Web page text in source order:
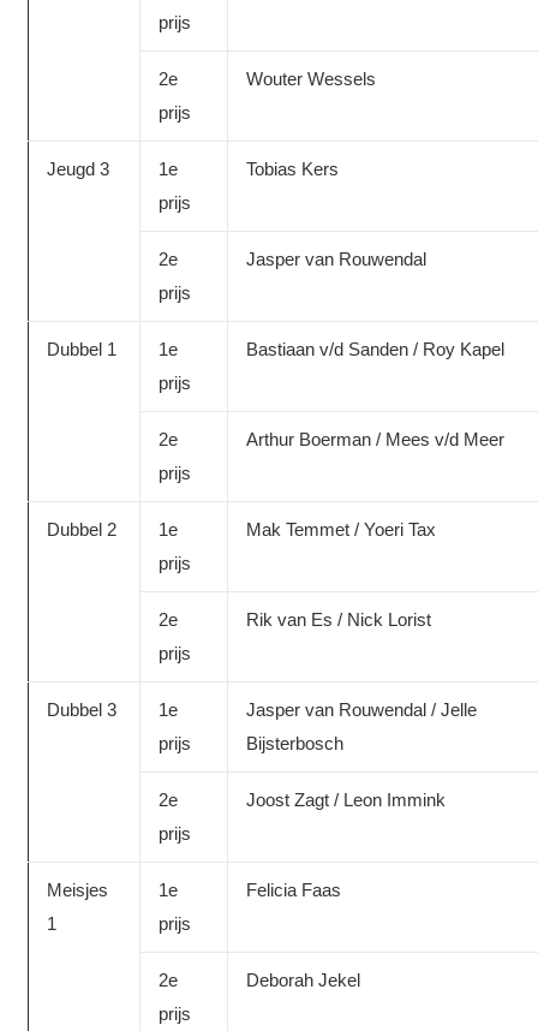
prijs
2e
prijs
Wouter Wessels
Jeugd 3
1e
prijs
Tobias Kers
2e
prijs
Jasper van Rouwendal
Dubbel 1
1e
prijs
Bastiaan v/d Sanden / Roy Kapel
2e
prijs
Arthur Boerman / Mees v/d Meer
Dubbel 2
1e
prijs
Mak Temmet / Yoeri Tax
2e
prijs
Rik van Es / Nick Lorist
Dubbel 3
1e
prijs
Jasper van Rouwendal / Jelle
Bijsterbosch
2e
prijs
Joost Zagt / Leon Immink
Meisjes
1
1e
prijs
Felicia Faas
2e
prijs
Deborah Jekel